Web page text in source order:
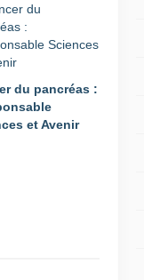
du pancréas :
et Avenir